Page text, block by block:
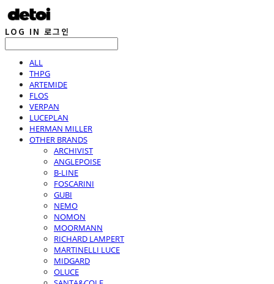
LOG IN 로그인
ALL
THPG
ARTEMIDE
FLOS
VERPAN
LUCEPLAN
HERMAN MILLER
OTHER BRANDS
ARCHIVIST
ANGLEPOISE
B-LINE
FOSCARINI
GUBI
NEMO
NOMON
MOORMANN
RICHARD LAMPERT
MARTINELLI LUCE
MIDGARD
OLUCE